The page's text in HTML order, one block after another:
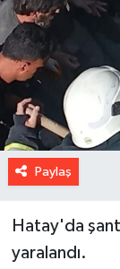
Paylaş
Hatay'da
yaralandı.